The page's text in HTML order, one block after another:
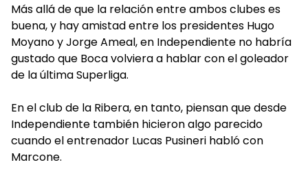
Más allá de que la relación entre ambos clubes es
buena, y hay amistad entre los presidentes Hugo
Moyano y Jorge Ameal, en Independiente no habría
gustado que Boca volviera a hablar con el goleador
de la última Superliga.
En el club de la Ribera, en tanto, piensan que desde
Independiente también hicieron algo parecido
cuando el entrenador Lucas Pusineri habló con
Marcone.